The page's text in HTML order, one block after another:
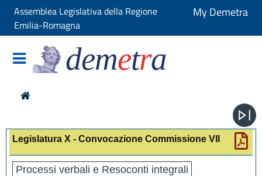
Assemblea Legislativa della Regione
Emilia-Romagna
My Demetra
demetra
Legislatura X - Convocazione Commissione VII
Processi verbali e Resoconti integrali